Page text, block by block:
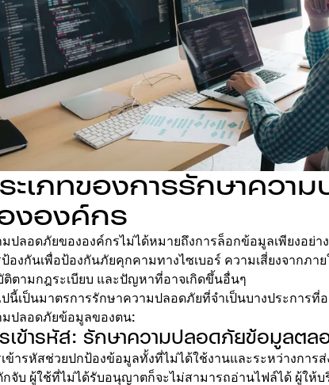
ะเภทของการรักษาควา
งองค์กร
ปลอดภัยขององค์กรไม่ได้หมายถึงการล็อกข้อมูลเพียงอย่า
องกันเพื่อป้องกันภัยคุกคามทางไซเบอร์ ความเสี่ยงจากภา
ตามกฎระเบียบ และปัญหาที่อาจเกิดขึ้นอื่นๆ
นี้เป็นมาตรการรักษาความปลอดภัยที่จำเป็นบางประการที่
มปลอดภัยข้อมูลของตน:
เข้ารหัส: รักษาความปลอดภัยข้อมูลตล
ข้ารหัสช่วยปกป้องข้อมูลทั้งที่ไม่ได้ใช้งานและระหว่างการ
กจับ ผู้ใช้ที่ไม่ได้รับอนุญาตก็จะไม่สามารถอ่านไฟล์ได้ ผู้ให้บ